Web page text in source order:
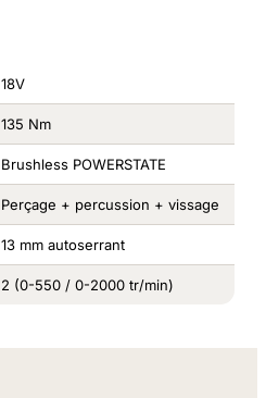
18V
135 Nm
Brushless POWERSTATE
Perçage + percussion + vissage
13 mm autoserrant
2 (0-550 / 0-2000 tr/min)